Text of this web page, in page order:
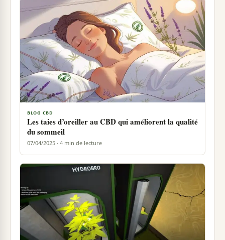
BLOG CBD
Les taies d’oreiller au CBD qui améliorent la qualité
du sommeil
07/04/2025 · 4 min de lecture